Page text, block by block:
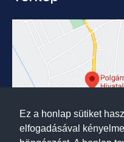
Ez a honlap sütiket
elfogadásával